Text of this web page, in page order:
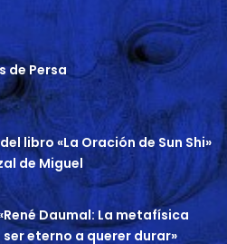
de Persa
libro «La Oración de Sun Shi»
de Miguel
Daumal: La metafísica
eterno a querer durar»